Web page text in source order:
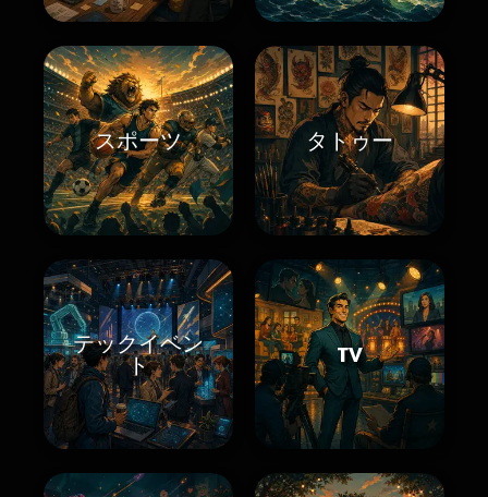
スポーツ タトゥー
テックイベン
ト
TV